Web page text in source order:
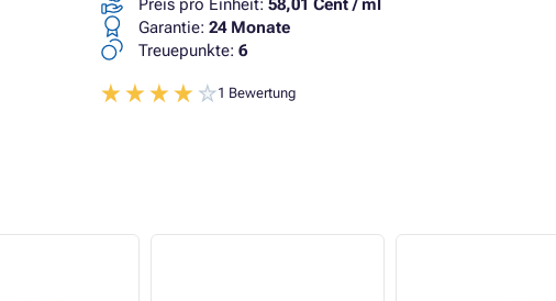
Preis pro Einheit: 58,01 Cent / ml
Garantie: 24 Monate
Treuepunkte: 6
1 Bewertung